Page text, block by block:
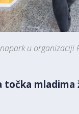
u organizaciji
mladima